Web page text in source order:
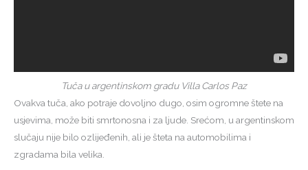
Tuča u argentinskom gradu Villa Carlos Paz
Ovakva tuča, ako potraje dovoljno dugo, osim ogromne štete na
usjevima, može biti smrtonosna i za ljude. Srećom, u argentinskom
slučaju nije bilo ozlijeđenih, ali je šteta na automobilima i
zgradama bila velika.